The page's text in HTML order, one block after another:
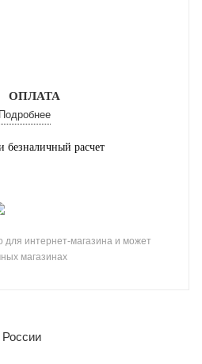
ОПЛАТА
Подробнее
безналичный расчет
для интернет-магазина и может
магазинах
России